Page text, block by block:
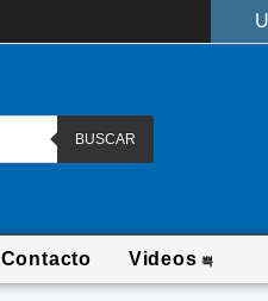
BUSCAR
Contacto Videos